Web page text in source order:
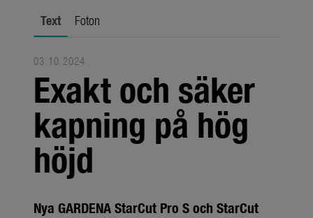
Presskontakt
Text Foton
03.10.2024
Exakt och säker
kapning på hög
höjd
Nya GARDENA StarCut Pro S och StarCut